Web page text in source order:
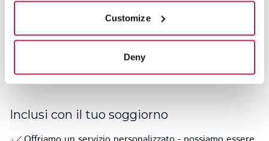
Customize
Deny
Inclusi con il tuo soggiorno